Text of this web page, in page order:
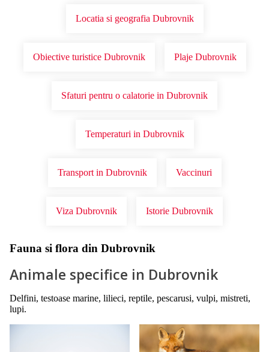
Locatia si geografia Dubrovnik
Obiective turistice Dubrovnik Plaje Dubrovnik
Sfaturi pentru o calatorie in Dubrovnik
Temperaturi in Dubrovnik
Transport in Dubrovnik Vaccinuri
Viza Dubrovnik Istorie Dubrovnik
Fauna si flora din Dubrovnik
Animale specifice in Dubrovnik
Delfini, testoase marine, lilieci, reptile, pescarusi, vulpi, mistreti,
lupi.